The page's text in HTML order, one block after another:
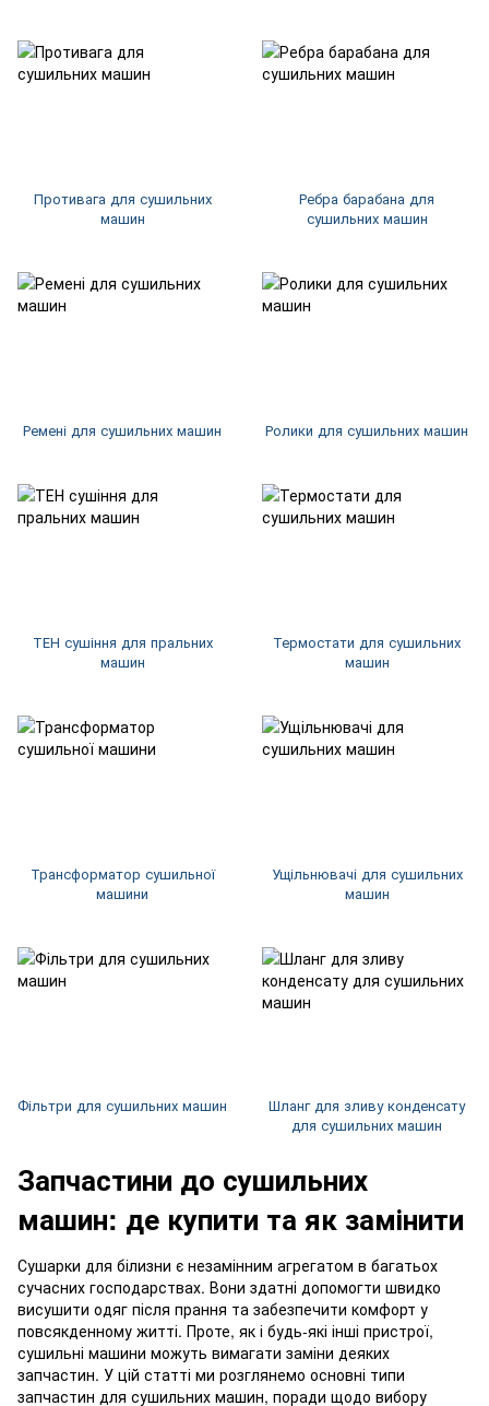
Запчастини до сушильних
машин: де купити та як замінити
Сушарки для білизни є незамінним агрегатом в багатьох
сучасних господарствах. Вони здатні допомогти швидко
висушити одяг після прання та забезпечити комфорт у
повсякденному житті. Проте, як і будь-які інші пристрої,
сушильні машини можуть вимагати заміни деяких
запчастин. У цій статті ми розглянемо основні типи
запчастин для сушильних машин, поради щодо вибору
Противага для сушильних
машин
Ребра барабана для
сушильних машин
Ремені для сушильних машин Ролики для сушильних машин
ТЕН сушіння для пральних
машин
Термостати для сушильних
машин
Трансформатор сушильної
машини
Ущільнювачі для сушильних
машин
Фільтри для сушильних машин
Шланг для зливу конденсату
для сушильних машин